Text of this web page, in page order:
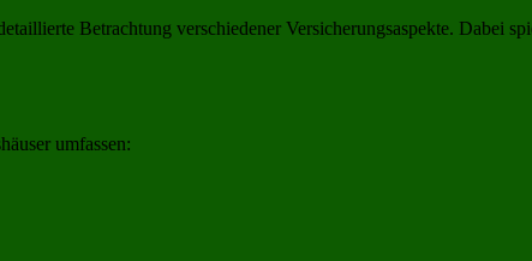
Betrachtung verschiedener Versicherungsaspekte. Dabei
umfassen: